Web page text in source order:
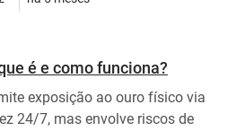
é e como funciona?
exposição ao ouro físico via
24/7, mas envolve riscos de